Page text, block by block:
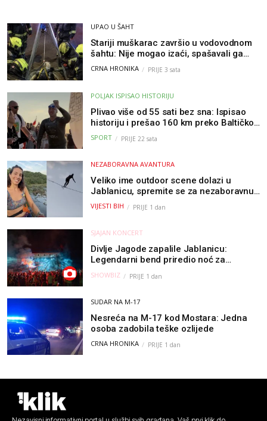
UPAO U ŠAHT
Stariji muškarac završio u vodovodnom
šahtu: Nije mogao izaći, spašavali ga
vatrogasci
CRNA HRONIKA PRIJE 3 sata
POLJAK ISPISAO HISTORIJU
Plivao više od 55 sati bez sna: Ispisao
historiju i prešao 160 km preko Baltičkog
mora – a podvig posvetio djeci oboljeloj
od raka
SPORT PRIJE 22 sata
NEZABORAVNA AVANTURA
Veliko ime outdoor scene dolazi u
Jablanicu, spremite se za nezaboravnu
avanturu (VIDEO) !
VIJESTI BIH PRIJE 1 dan
SJAJAN KONCERT
Divlje Jagode zapalile Jablanicu:
Legendarni bend priredio noć za
pamćenje
SHOWBIZ PRIJE 1 dan
SUDAR NA M-17
Nesreća na M-17 kod Mostara: Jedna
osoba zadobila teške ozlijede
CRNA HRONIKA PRIJE 1 dan